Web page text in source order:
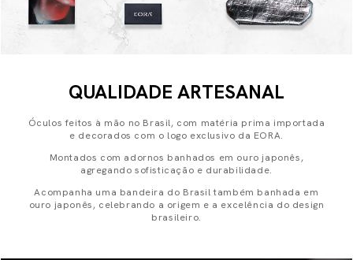
QUALIDADE ARTESANAL
Óculos feitos à mão no Brasil, com matéria prima importada
e decorados com o logo exclusivo da EORA.
Montados com adornos banhados em ouro japonês,
agregando sofisticação e durabilidade.
Acompanha uma bandeira do Brasil também banhada em
ouro japonês, celebrando a origem e a excelência do design
brasileiro.